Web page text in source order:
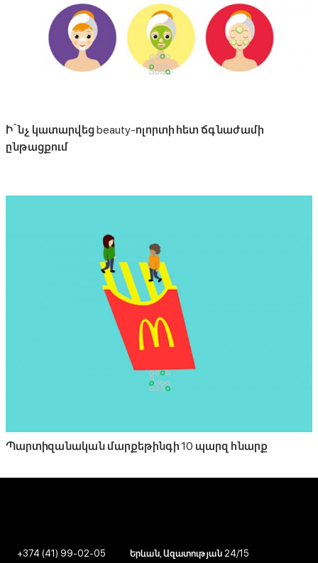
Ի՞նչ կատարվեց beauty-ոլորտի հետ ճգնաժամի
ընթացքում
Պարտիզանական մարքեթինգի 10 պարզ հնարք
+374 (41) 99-02-05 Երևան, Ազատության 24/15